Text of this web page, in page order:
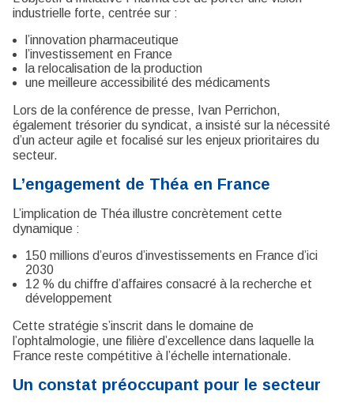
industrielle forte, centrée sur :
l’innovation pharmaceutique
l’investissement en France
la relocalisation de la production
une meilleure accessibilité des médicaments
Lors de la conférence de presse, Ivan Perrichon,
également trésorier du syndicat, a insisté sur la nécessité
d’un acteur agile et focalisé sur les enjeux prioritaires du
secteur.
L’engagement de Théa en France
L’implication de Théa illustre concrètement cette
dynamique :
150 millions d’euros d’investissements en France d’ici
2030
12 % du chiffre d’affaires consacré à la recherche et
développement
Cette stratégie s’inscrit dans le domaine de
l’ophtalmologie, une filière d’excellence dans laquelle la
France reste compétitive à l’échelle internationale.
Un constat préoccupant pour le secteur